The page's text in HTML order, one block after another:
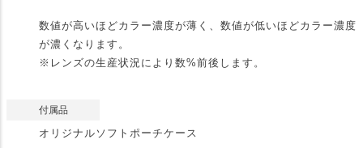
数値が高いほどカラー濃度が薄く、数値が低いほどカラー濃度
が濃くなります。
※レンズの生産状況により数%前後します。
付属品
オリジナルソフトポーチケース